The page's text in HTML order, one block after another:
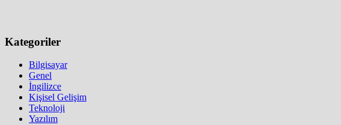
Kategoriler
Bilgisayar
Genel
İngilizce
Kişisel Gelişim
Teknoloji
Yazılım